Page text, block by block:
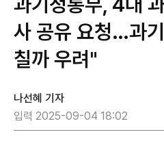
사 공유 요청…과
칠까 우려"
나선혜 기자
입력 2025-09-04 18:02